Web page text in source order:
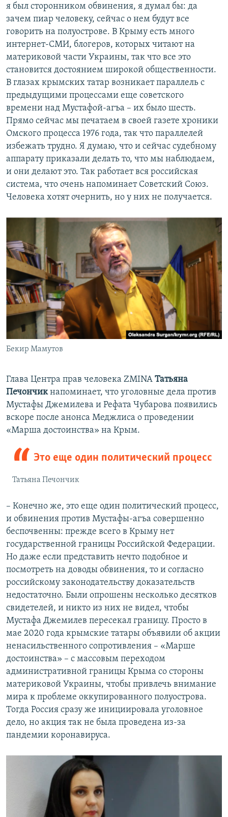
я был сторонником обвинения, я думал бы: да
зачем пиар человеку, сейчас о нем будут все
говорить на полуострове. В Крыму есть много
интернет-СМИ, блогеров, которых читают на
материковой части Украины, так что все это
становится достоянием широкой общественности.
В глазах крымских татар возникает параллель с
предыдущими процессами еще советского
времени над Мустафой-агъа – их было шесть.
Прямо сейчас мы печатаем в своей газете хроники
Омского процесса 1976 года, так что параллелей
избежать трудно. Я думаю, что и сейчас судебному
аппарату приказали делать то, что мы наблюдаем,
и они делают это. Так работает вся российская
система, что очень напоминает Советский Союз.
Человека хотят очернить, но у них не получается.
Бекир Мамутов
Глава Центра прав человека ZMINA Татьяна
Печончикнапоминает, что уголовные дела против
Мустафы Джемилева и Рефата Чубарова появились
вскоре после анонса Меджлиса о проведении
«Марша достоинства» на Крым.
Это еще один политический процесс
Татьяна Печончик
– Конечно же, это еще один политический процесс,
и обвинения против Мустафы-агъа совершенно
беспочвенны: прежде всего в Крыму нет
государственной границы Российской Федерации.
Но даже если представить нечто подобное и
посмотреть на доводы обвинения, то и согласно
российскому законодательству доказательств
недостаточно. Были опрошены несколько десятков
свидетелей, и никто из них не видел, чтобы
Мустафа Джемилев пересекал границу. Просто в
мае 2020 года крымские татары объявили об акции
ненасильственного сопротивления – «Марше
достоинства» – с массовым переходом
административной границы Крыма со стороны
материковой Украины, чтобы привлечь внимание
мира к проблеме оккупированного полуострова.
Тогда Россия сразу же инициировала уголовное
дело, но акция так не была проведена из-за
пандемии коронавируса.